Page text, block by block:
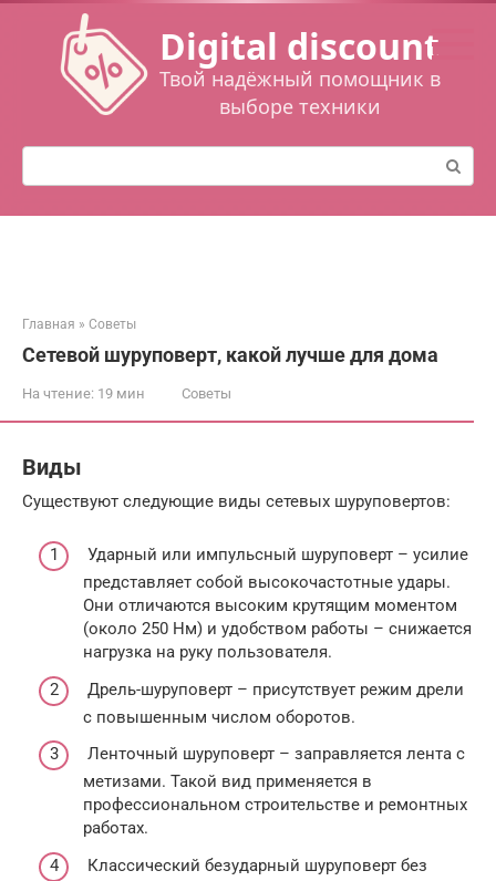
Перейти
контенту
Digital discount
Твой надёжный помощник в
выборе техники
Поиск:
Главная » Советы
Сетевой шуруповерт, какой лучше для дома
На чтение: 19 мин Советы
Виды
Существуют следующие виды сетевых шуруповертов:
Ударный или импульсный шуруповерт – усилие
представляет собой высокочастотные удары.
Они отличаются высоким крутящим моментом
(около 250 Нм) и удобством работы – снижается
нагрузка на руку пользователя.
Дрель-шуруповерт – присутствует режим дрели
с повышенным числом оборотов.
Ленточный шуруповерт – заправляется лента с
метизами. Такой вид применяется в
профессиональном строительстве и ремонтных
работах.
Классический безударный шуруповерт без